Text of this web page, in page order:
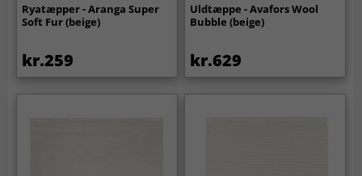
Ryatæpper - Aranga Super
Soft Fur (beige)
kr.259
Uldtæppe - Avafors Wool
Bubble (beige)
kr.629